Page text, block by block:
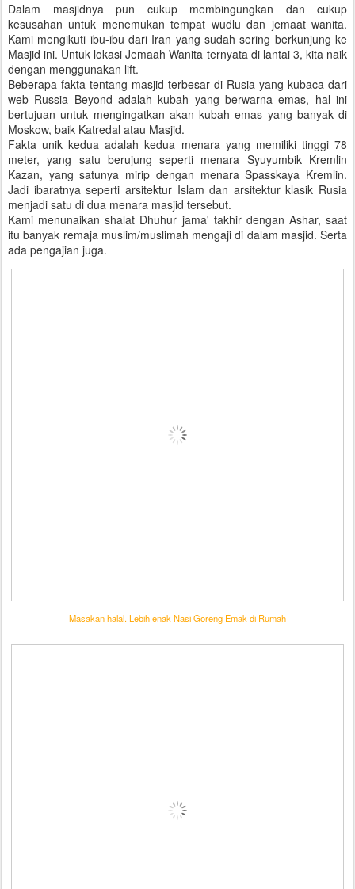
Dalam masjidnya pun cukup membingungkan dan cukup
kesusahan untuk menemukan tempat wudlu dan jemaat wanita.
Kami mengikuti ibu-ibu dari Iran yang sudah sering berkunjung ke
Masjid ini. Untuk lokasi Jemaah Wanita ternyata di lantai 3, kita naik
dengan menggunakan lift.
Beberapa fakta tentang masjid terbesar di Rusia yang kubaca dari
web Russia Beyond adalah kubah yang berwarna emas, hal ini
bertujuan untuk mengingatkan akan kubah emas yang banyak di
Moskow, baik Katredal atau Masjid.
Fakta unik kedua adalah kedua menara yang memiliki tinggi 78
meter, yang satu berujung seperti menara Syuyumbik Kremlin
Kazan, yang satunya mirip dengan menara Spasskaya Kremlin.
Jadi ibaratnya seperti arsitektur Islam dan arsitektur klasik Rusia
menjadi satu di dua menara masjid tersebut.
Kami menunaikan shalat Dhuhur jama' takhir dengan Ashar, saat
itu banyak remaja muslim/muslimah mengaji di dalam masjid. Serta
ada pengajian juga.
Masakan halal. Lebih enak Nasi Goreng Emak di Rumah